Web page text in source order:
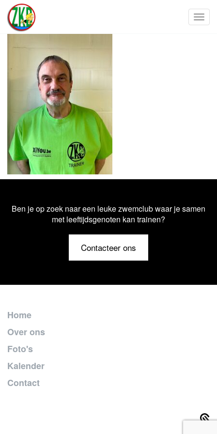
Ben je op zoek naar een leuke zwemclub waar je samen
met leeftijdsgenoten kan trainen?
Contacteer ons
Home
Over ons
Foto's
Kalender
Contact